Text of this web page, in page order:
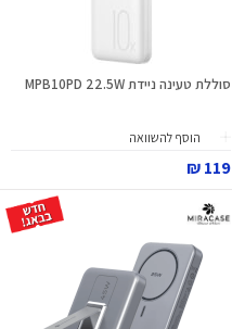
סוללת טעינה ניידת MPB10PD 22.5W
הוסף להשוואה
119 ₪